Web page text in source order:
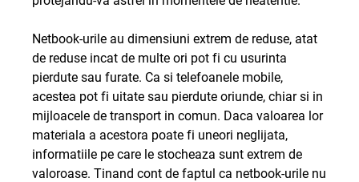
Netbook-urile au dimensiuni extrem de reduse, atat
de reduse incat de multe ori pot fi cu usurinta
pierdute sau furate. Ca si telefoanele mobile,
acestea pot fi uitate sau pierdute oriunde, chiar si in
mijloacele de transport in comun. Daca valoarea lor
materiala a acestora poate fi uneori neglijata,
informatiile pe care le stocheaza sunt extrem de
valoroase. Tinand cont de faptul ca netbook-urile nu